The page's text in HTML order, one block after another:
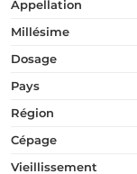
appellation
millésime
dosage
pays
région
cépage
vieillissement